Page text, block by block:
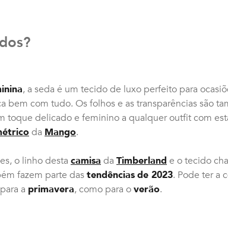
, a seda é um tecido de luxo perfeito para
bem com tudo. Os folhos e as transparências são
toque delicado e feminino a qualquer outfit com
da Mango.
o linho desta camisa da Timberland e o tecido
fazem parte dastendênciasde 2023. Pode ter a
a primavera, como para overão.